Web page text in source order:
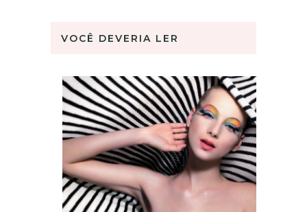
VOCÊ DEVERIA LER